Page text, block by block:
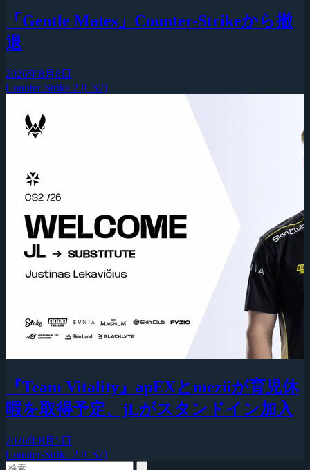
「Gentle Mates」Counter-Strikeから撤
退
2026年8月8日
Counter-Strike 2 (CS2)
『Team Vitality』apEXとmeziiが育児休
暇を取得予定、jLがスタンドイン加入
2026年8月5日
Counter-Strike 2 (CS2)